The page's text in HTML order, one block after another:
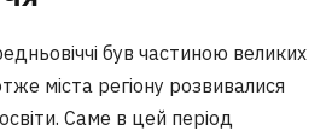
був частиною великих
міста регіону розвивалися
Саме в цей період